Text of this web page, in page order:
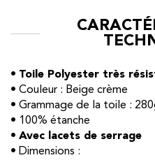
• Toile Polyester très
• Couleur : Beige crème
• Grammage de la toile :
• 100% étanche
• Avec lacets de serrage
• Dimensions :